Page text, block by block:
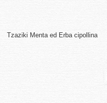
Tzaziki Menta ed Erba cipollina